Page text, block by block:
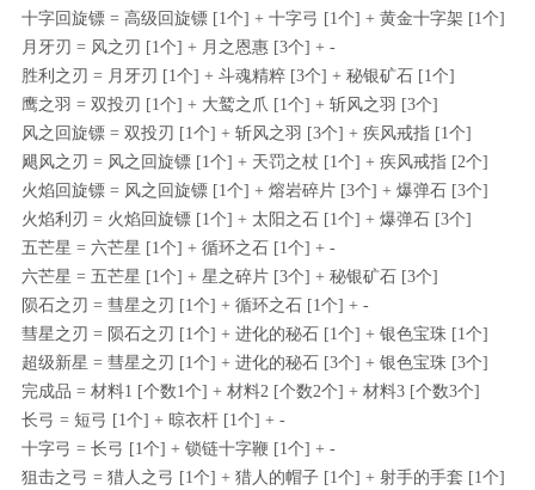
十字回旋镖 = 高级回旋镖 [1个] + 十字弓 [1个] + 黄金十字架 [1个]
月牙刃 = 风之刃 [1个] + 月之恩惠 [3个] + -
胜利之刃 = 月牙刃 [1个] + 斗魂精粹 [3个] + 秘银矿石 [1个]
鹰之羽 = 双投刃 [1个] + 大鹫之爪 [1个] + 斩风之羽 [3个]
风之回旋镖 = 双投刃 [1个] + 斩风之羽 [3个] + 疾风戒指 [1个]
飓风之刃 = 风之回旋镖 [1个] + 天罚之杖 [1个] + 疾风戒指 [2个]
火焰回旋镖 = 风之回旋镖 [1个] + 熔岩碎片 [3个] + 爆弹石 [3个]
火焰利刃 = 火焰回旋镖 [1个] + 太阳之石 [1个] + 爆弹石 [3个]
五芒星 = 六芒星 [1个] + 循环之石 [1个] + -
六芒星 = 五芒星 [1个] + 星之碎片 [3个] + 秘银矿石 [3个]
陨石之刃 = 彗星之刃 [1个] + 循环之石 [1个] + -
彗星之刃 = 陨石之刃 [1个] + 进化的秘石 [1个] + 银色宝珠 [1个]
超级新星 = 彗星之刃 [1个] + 进化的秘石 [3个] + 银色宝珠 [3个]
完成品 = 材料1 [个数1个] + 材料2 [个数2个] + 材料3 [个数3个]
长弓 = 短弓 [1个] + 晾衣杆 [1个] + -
十字弓 = 长弓 [1个] + 锁链十字鞭 [1个] + -
狙击之弓 = 猎人之弓 [1个] + 猎人的帽子 [1个] + 射手的手套 [1个]